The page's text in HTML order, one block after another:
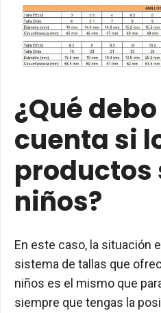
¿Qué
cuenta si
productos
niños?
En este caso, la situación
sistema de tallas que
niños es el mismo que
siempre que tengas la